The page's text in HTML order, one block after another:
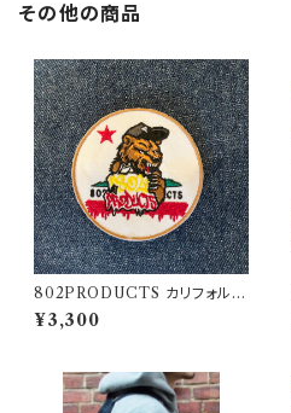
その他の商品
802PRODUCTS カリフォルニ
アベア 刺繍ワッペン
¥3,300